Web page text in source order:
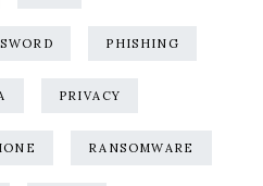
PHISHING
PRIVACY
RANSOMWARE